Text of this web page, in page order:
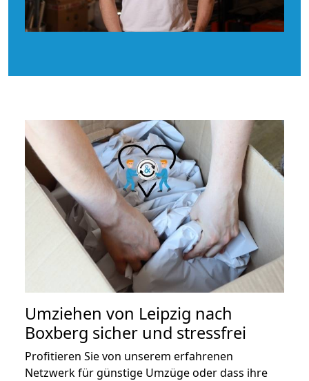
Umziehen von Leipzig nach
Boxberg sicher und stressfrei
Profitieren Sie von unserem erfahrenen
Netzwerk für günstige Umzüge oder dass ihre